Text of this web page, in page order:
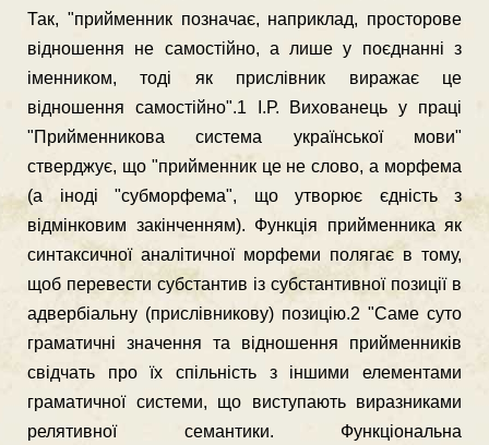
Так, "прийменник позначає, наприклад, просторове
відношення не са­мостійно, а лише у поєднанні з
іменником, тоді як прислівник ви­ражає це
відношення самостійно".1 І.Р. Вихованець у праці
"Прий­менникова система української мови"
стверджує, що "прийменник це не слово, а морфема
(а іноді "субморфема", що утворює єдність з
відмінковим закінченням). Функція прийменника як
синтаксич­ної аналітичної морфеми полягає в тому,
щоб перевести субстантив із субстантивної позиції в
адвербіальну (прислівникову) позицію.2 "Саме суто
граматичні значення та відношення прийменників
свід­чать про їх спільність з іншими елементами
граматичної системи, що виступають виразниками
релятивної семантики. Функціональ­на